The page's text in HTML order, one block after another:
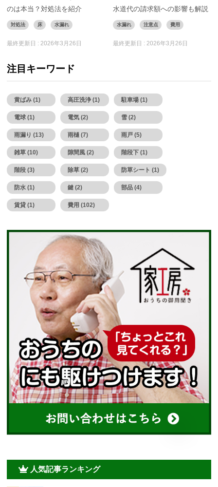
のは本当？対処法を紹介
対処法 床 水漏れ
最終更新日 : 2026年3月26日
水道代の請求額への影響も解説
水漏れ 注意点 費用
最終更新日 :2026年3月26日
注目キーワード
黄ばみ (1) 高圧洗浄 (1) 駐車場 (1)
電球 (1) 電気 (2) 雪 (2)
雨漏り (13) 雨樋 (7) 雨戸 (5)
雑草 (10) 隙間風 (2) 階段下 (1)
階段 (3) 除草 (2) 防草シート (1)
防水 (1) 鍵 (2) 部品 (4)
賃貸 (1) 費用 (102)
人気記事ランキング